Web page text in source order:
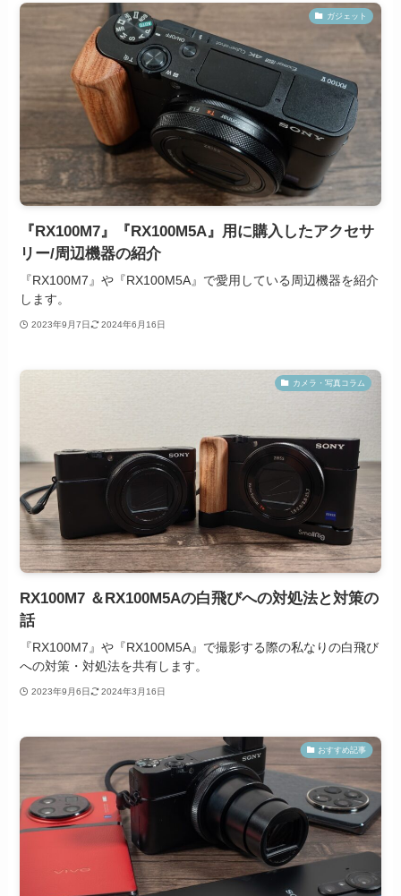
ガジェット
『RX100M7』『RX100M5A』用に購入したアクセサ
リー/周辺機器の紹介
『RX100M7』や『RX100M5A』で愛用している周辺機器を紹介
します。
2023年9月7日 2024年6月16日
カメラ・写真コラム
RX100M7 ＆RX100M5Aの白飛びへの対処法と対策の
話
『RX100M7』や『RX100M5A』で撮影する際の私なりの白飛び
への対策・対処法を共有します。
2023年9月6日 2024年3月16日
おすすめ記事